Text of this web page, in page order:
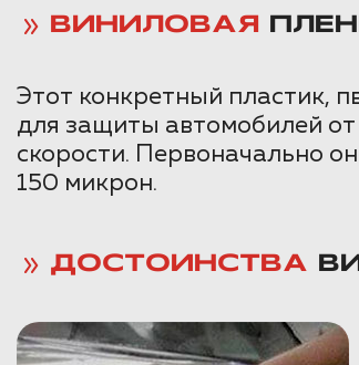
ВИНИЛОВАЯ
Этот конкретный пластик,
для защиты автомобилей
скорости. Первоначально
150 микрон.
ДОСТОИНСТВА